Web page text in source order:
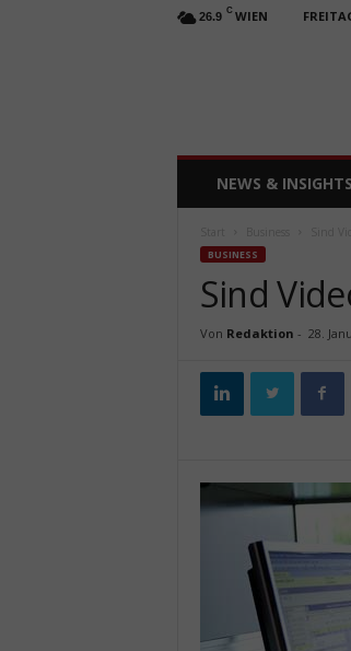
26.9 C WIEN
A
NEWS & INSIGHTS
BUSINESS
Sind
Von Redaktion - 28.